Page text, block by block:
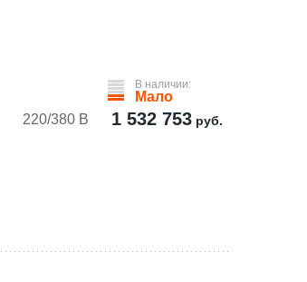
220/380 В
В наличии:
Мало
1 532 753 руб.